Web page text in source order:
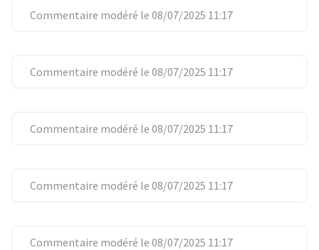
Commentaire modéré le 08/07/2025 11:17
Commentaire modéré le 08/07/2025 11:17
Commentaire modéré le 08/07/2025 11:17
Commentaire modéré le 08/07/2025 11:17
Commentaire modéré le 08/07/2025 11:17